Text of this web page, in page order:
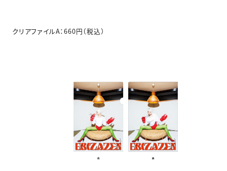
クリアファイルA：660円（税込）